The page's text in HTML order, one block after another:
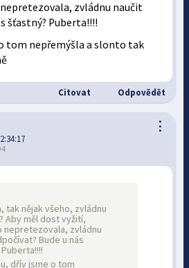
zvládnu naučit
šťastný? Puberta!!!!
tom nepřemýšla a slonto tak
Citovat Odpovědět
⋮
tak nějak všeho, zvládnu
Aby měl dost vyžití,
nepretezovala, zvládnu
Bude u nás
dřív jsme o tom